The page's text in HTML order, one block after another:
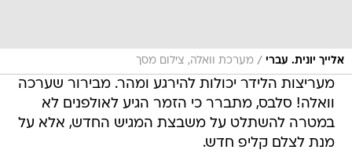
אלייך יונית. עברי / מערכת וואלה, צילום מסך
מעריצות הלידר יכולות להירגע ומהר. מבירור שערכה
וואלה! סלבס, מתברר כי הזמר הגיע לאולפנים לא
במטרה להשתלט על משבצת המגיש החדש, אלא על
מנת לצלם קליפ חדש.